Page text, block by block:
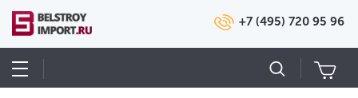
+7 (495) 720 95 96